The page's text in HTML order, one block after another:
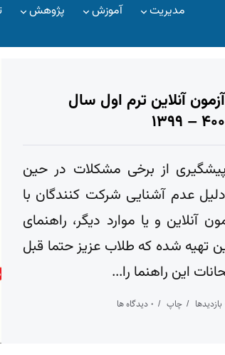
مدیریت آموزش پژوهش
آنلاین ترم اول سال
از برخی مشکلات در حین
عدم آشنایی شرکت کنندگان با
آنلاین و یا موارد دیگر، راهنمای
تهیه شده که طلاب عزیز حتما قبل
این راهنما را...
چاپ ۰ دیدگاه ها